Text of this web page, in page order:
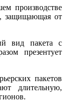
производстве
защищающая от
вид пакета с
презентует
пакетов
длительную,